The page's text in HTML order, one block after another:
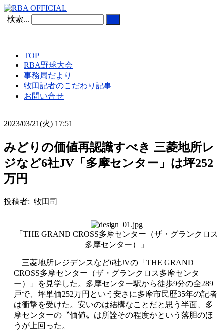
検索...
TOP
RBA野球大会
事務局だより
牧田記者のこだわり記事
お問い合せ
2023/03/21(火) 17:51
みどりの価値再認識すべき 三菱地所レ
ジなど6社JV「多摩センター」は坪252
万円
投稿者: 牧田司
「THE GRAND CROSS多摩センター（ザ・グランクロス
多摩センター）」
三菱地所レジデンスなど6社JVの「THE GRAND
CROSS多摩センター（ザ・グランクロス多摩センタ
ー）」を見学した。多摩センター駅から徒歩9分の全289
戸で、坪単価252万円という安さに多摩市民歴35年の記者
は衝撃を受けた。安いのは結構なことだと思う半面、多
摩センターの〝価値〟は所詮その程度かという落胆のほ
うが上回った。